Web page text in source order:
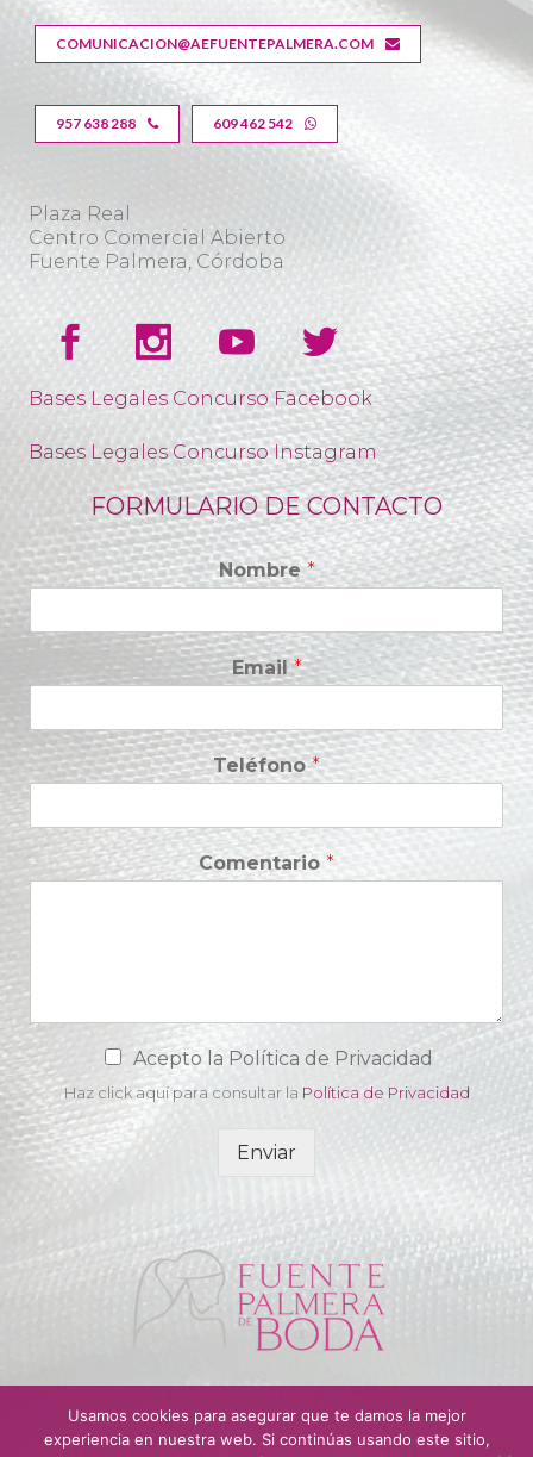
COMUNICACION@AEFUENTEPALMERA.COM
957 638 288 609 462 542
Plaza Real
Centro Comercial Abierto
Fuente Palmera, Córdoba
Bases Legales Concurso Facebook
Bases Legales Concurso Instagram
FORMULARIO DE CONTACTO
Nombre*
Email*
Teléfono*
Comentario *
C
a
m
p
o
a
c
i
Acepto la Política de Privacidad
Haz click aquí para consultar la Política de Privacidad
Enviar
Usamos cookies para asegurar que te damos la mejor
experiencia en nuestra web. Si continúas usando este sitio,